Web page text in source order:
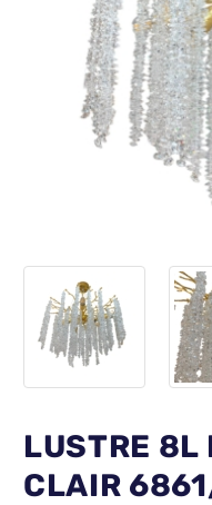
LUSTRE 8L
CLAIR